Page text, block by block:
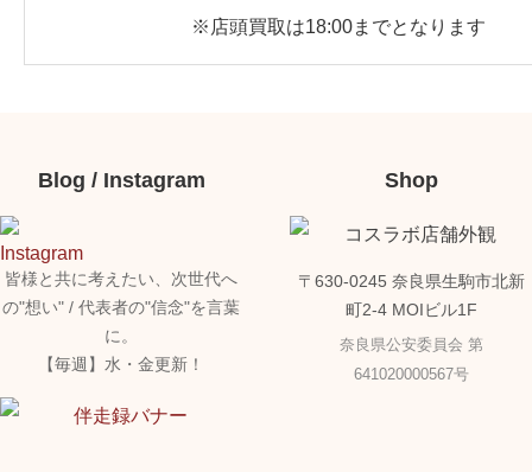
※店頭買取は18:00までとなります
Blog / Instagram
皆様と共に考えたい、次世代へ
の"想い" / 代表者の"信念"を言葉
に。
【毎週】水・金更新！
Shop
〒630-0245 奈良県生駒市北新
町2-4 MOIビル1F
奈良県公安委員会 第
641020000567号